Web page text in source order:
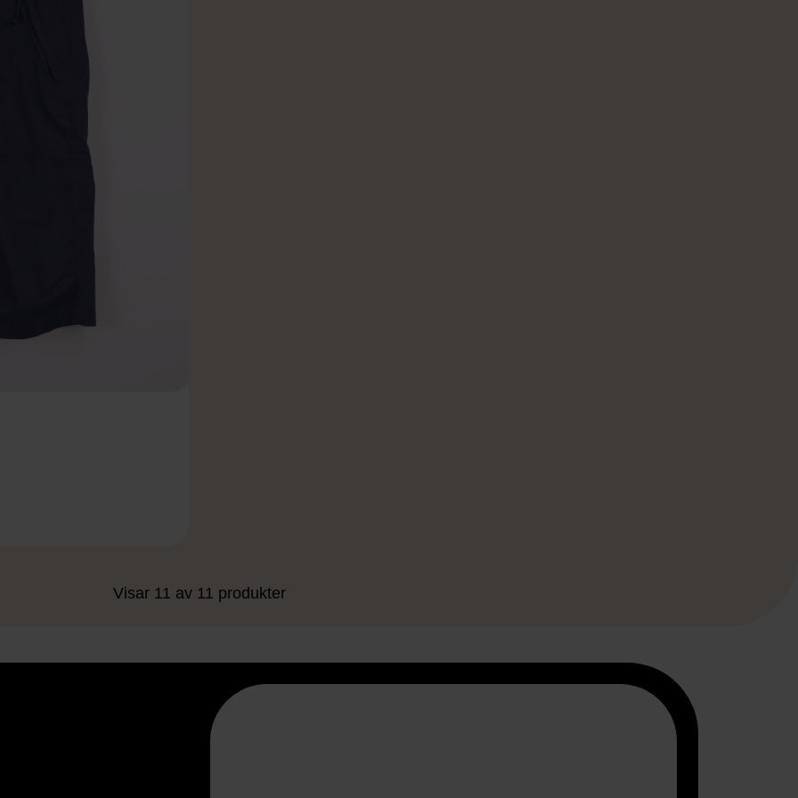
Visar 11 av 11 produkter